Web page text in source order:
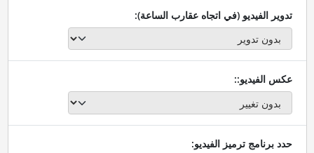
تدوير الفيديو (في اتجاه عقارب الساعة):
عكس الفيديو::
حدد برنامج ترميز الفيديو: